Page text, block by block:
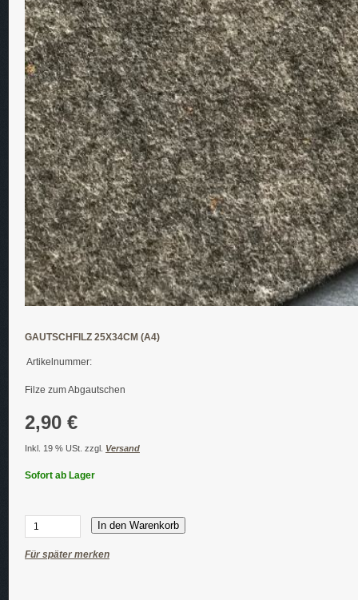
GAUTSCHFILZ 25X34CM (A4)
Artikelnummer:
Filze zum Abgautschen
2,90 €
Inkl. 19 % USt. zzgl. Versand
Sofort ab Lager
In den Warenkorb
Für später merken